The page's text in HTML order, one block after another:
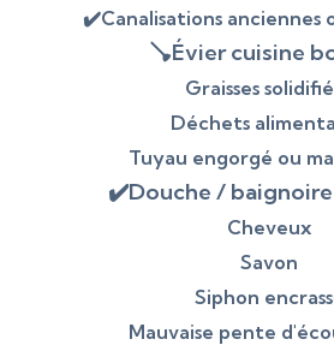
✔️Canalisations anciennes
🪠Évier cuisine
Graisses
Déchets
Tuyau engorgé ou
✔️Douche /
Cheveux
Savon
Siphon
Mauvaise pente